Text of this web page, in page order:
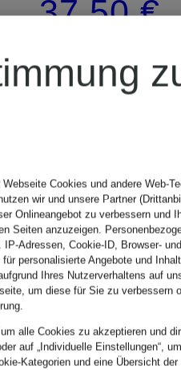
l)
trockene
37,50 €
Cookies und andere Web-
wir und unsere Partner
Onlineangebot zu verbessern und
Seiten anzuzeigen.
Adressen, Cookie-ID, Browser-
personalisierte Angebote und
Ihres Nutzerverhaltens auf
um diese für Sie zu verbessern
alle Cookies zu akzeptieren und
auf „Individuelle Einstellungen“,
Kategorien und eine Übersicht